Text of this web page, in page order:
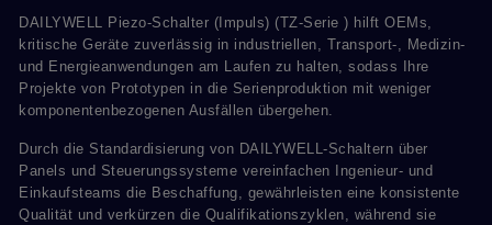
DAILYWELL Piezo-Schalter (Impuls) (TZ-Serie ) hilft OEMs,
kritische Geräte zuverlässig in industriellen, Transport-, Medizin-
und Energieanwendungen am Laufen zu halten, sodass Ihre
Projekte von Prototypen in die Serienproduktion mit weniger
komponentenbezogenen Ausfällen übergehen.
Durch die Standardisierung von DAILYWELL-Schaltern über
Panels und Steuerungssysteme vereinfachen Ingenieur- und
Einkaufsteams die Beschaffung, gewährleisten eine konsistente
Qualität und verkürzen die Qualifikationszyklen, während sie